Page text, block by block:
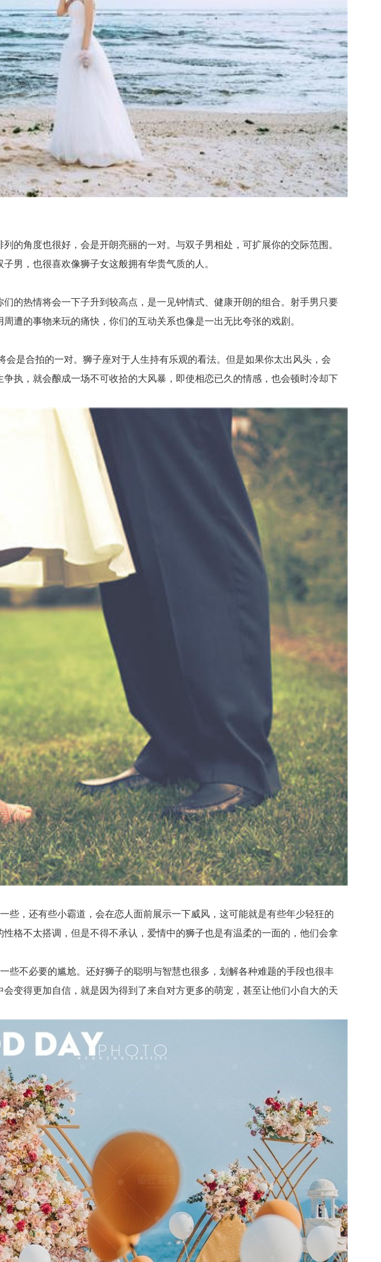
角度也很好，会是开朗亮丽的一对。与双子男相处，可扩展你的交际范围。
男，也很喜欢像狮子女这般拥有华贵气质的人。
热情将会一下子升到较高点，是一见钟情式、健康开朗的组合。射手男只要
遭的事物来玩的痛快，你们的互动关系也像是一出无比夸张的戏剧。
合拍的一对。狮子座对于人生持有乐观的看法。但是如果你太出风头，会
执，就会酿成一场不可收拾的大风暴，即使相恋已久的情感，也会顿时冷却下
，还有些小霸道，会在恋人面前展示一下威风，这可能就是有些年少轻狂的
格不太搭调，但是不得不承认，爱情中的狮子也是有温柔的一面的，他们会拿
不必要的尴尬。还好狮子的聪明与智慧也很多，划解各种难题的手段也很丰
变得更加自信，就是因为得到了来自对方更多的萌宠，甚至让他们小自大的天